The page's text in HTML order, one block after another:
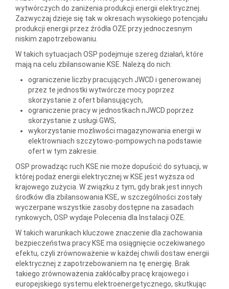
wytwórczych do zaniżenia produkcji energii elektrycznej.
Zazwyczaj dzieje się tak w okresach wysokiego potencjału
produkcji energii przez źródła OZE przy jednoczesnym
niskim zapotrzebowaniu.
W takich sytuacjach OSP podejmuje szereg działań, które
mają na celu zbilansowanie KSE. Należą do nich:
ograniczenie liczby pracujących JWCD i generowanej
przez te jednostki wytwórcze mocy poprzez
skorzystanie z ofert bilansujących,
ograniczenie pracy w jednostkach nJWCD poprzez
skorzystanie z usługi GWS,
wykorzystanie możliwości magazynowania energii w
elektrowniach szczytowo-pompowych na podstawie
ofert w tym zakresie.
OSP prowadząc ruch KSE nie może dopuścić do sytuacji, w
której podaż energii elektrycznej w KSE jest wyższa od
krajowego zużycia. W związku z tym, gdy brak jest innych
środków dla zbilansowania KSE, w szczególności zostały
wyczerpane wszystkie zasoby dostępne na zasadach
rynkowych, OSP wydaje Polecenia dla Instalacji OZE.
W takich warunkach kluczowe znaczenie dla zachowania
bezpieczeństwa pracy KSE ma osiągnięcie oczekiwanego
efektu, czyli zrównoważenie w każdej chwili dostaw energii
elektrycznej z zapotrzebowaniem na tę energię. Brak
takiego zrównoważenia zakłócałby pracę krajowego i
europejskiego systemu elektroenergetycznego, skutkując